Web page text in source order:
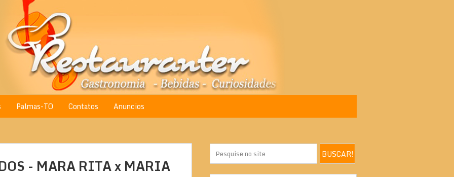
Palmas-TO Contatos Anuncios
- MARA RITA x MARIA